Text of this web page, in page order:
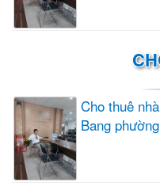
Cho thuê
Bang